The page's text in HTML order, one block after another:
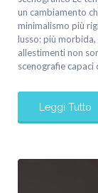
un cambiamento
minimalismo più
lusso: più
allestimenti non
scenografie
Leggi Tutto